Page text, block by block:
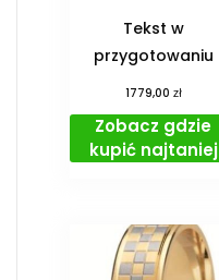
Tekst w
przygotowaniu
1779,00 zł
Zobacz gdzie
kupić najtaniej